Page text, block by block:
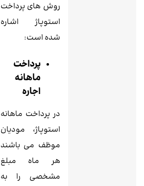
روش های پرداخت
استوپاژ اشاره
شده است:
پرداخت
ماهانه
اجاره
در پرداخت ماهانه
استوپاژ، مودیان
موظف می باشند
هر ماه مبلغ
مشخصی را به